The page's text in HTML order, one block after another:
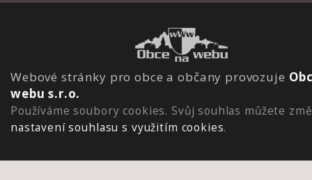
Webové stránky pro obce a občany provozuje
webu s.r.o.
Používáme soubory cookies. Svůj souhlas můžete
nastavení souhlasu s využitím cookies.